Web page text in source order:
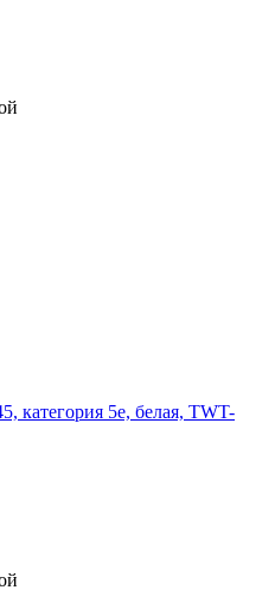
категория 5е, белая, TWT-